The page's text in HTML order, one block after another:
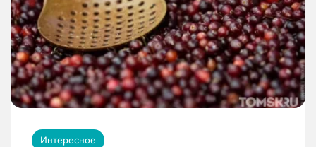
Интересное